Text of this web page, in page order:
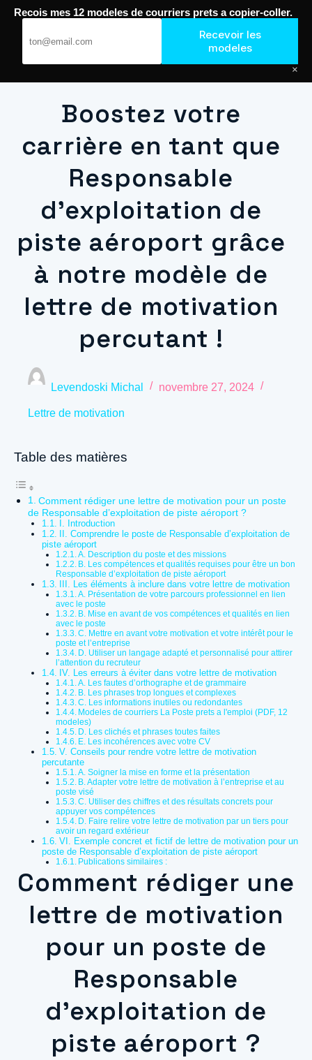
Passer
contenu
Journal de Geek — Décroche le Job
Boostez votre
carrière en tant que
Responsable
d’exploitation de
piste aéroport grâce
à notre modèle de
lettre de motivation
percutant !
Levendoski Michal novembre 27, 2024
Lettre de motivation
Table des matières
Comment rédiger une lettre de motivation pour un poste
de Responsable d’exploitation de piste aéroport ?
I. Introduction
II. Comprendre le poste de Responsable d’exploitation de
piste aéroport
A. Description du poste et des missions
B. Les compétences et qualités requises pour être un bon
Responsable d’exploitation de piste aéroport
III. Les éléments à inclure dans votre lettre de motivation
A. Présentation de votre parcours professionnel en lien
avec le poste
B. Mise en avant de vos compétences et qualités en lien
avec le poste
C. Mettre en avant votre motivation et votre intérêt pour le
poste et l’entreprise
D. Utiliser un langage adapté et personnalisé pour attirer
l’attention du recruteur
IV. Les erreurs à éviter dans votre lettre de motivation
A. Les fautes d’orthographe et de grammaire
B. Les phrases trop longues et complexes
C. Les informations inutiles ou redondantes
Modeles de courriers La Poste prets a l'emploi (PDF, 12
modeles)
D. Les clichés et phrases toutes faites
E. Les incohérences avec votre CV
V. Conseils pour rendre votre lettre de motivation
percutante
A. Soigner la mise en forme et la présentation
B. Adapter votre lettre de motivation à l’entreprise et au
poste visé
C. Utiliser des chiffres et des résultats concrets pour
appuyer vos compétences
D. Faire relire votre lettre de motivation par un tiers pour
avoir un regard extérieur
VI. Exemple concret et fictif de lettre de motivation pour un
poste de Responsable d’exploitation de piste aéroport
Publications similaires :
Comment rédiger une
lettre de motivation
pour un poste de
Responsable
d’exploitation de
piste aéroport ?
Recois mes 12 modeles de courriers prets a copier-coller.
Recevoir les
modeles
×